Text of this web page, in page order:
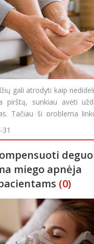
gali atrodyti kaip
pirštą, sunkiau avėti
Tačiau ši problema
spaudžia aplinkinius
miego apnėja
(0)